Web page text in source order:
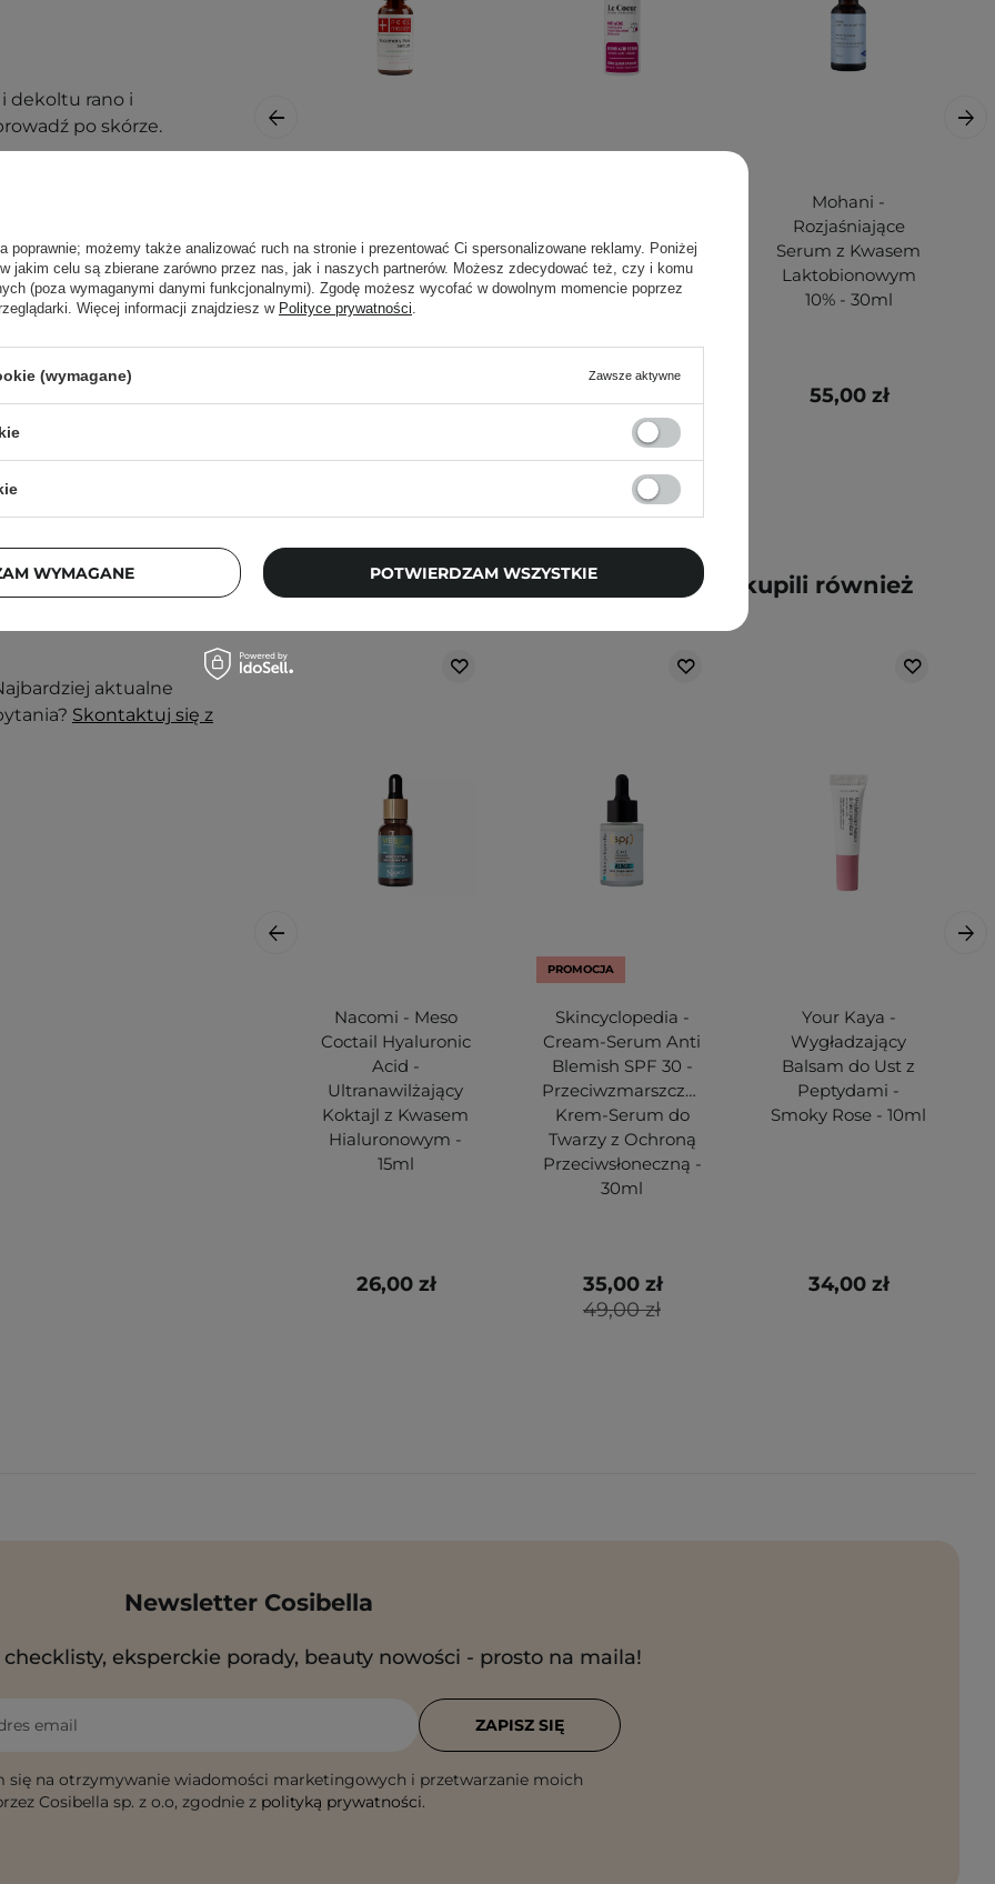
i dekoltu rano i
po skórze.
Zajrzyj do naszego
podrażnienia,
w zacienionym
nie wpłyną na
aktualne
Skontaktuj się z
Serum - Serum z
Kwasem
Rozmarynowym -
Serum - Serum
Kwasowe na
Niedoskonałości -
Mohani -
Rozjaśniające
Serum z Kwasem
Laktobionowym
10% - 30ml
55,00 zł
Klienci, którzy kupili ten produkt, kupili również
Nacomi - Meso
Coctail Hyaluronic
Acid -
Ultranawilżający
Koktajl z Kwasem
Hialuronowym -
15ml
26,00 zł
PROMOCJA
Skincyclopedia -
Cream-Serum Anti
Blemish SPF 30 -
Przeciwzmarszczkowy
Krem-Serum do
Twarzy z Ochroną
Przeciwsłoneczną -
30ml
49,00 zł
35,00 zł
Your Kaya -
Wygładzający
Balsam do Ust z
Peptydami -
Smoky Rose - 10ml
34,00 zł
Newsletter Cosibella
eksperckie porady, beauty nowości - prosto na maila!
email
się na otrzymywanie wiadomości marketingowych i przetwarzanie moich
Cosibella sp. z o.o, zgodnie z polityką prywatności.
ZAPISZ SIĘ
poprawnie; możemy także analizować ruch na stronie i prezentować Ci spersonalizowane reklamy. Poniżej
jakim celu są zbierane zarówno przez nas, jak i naszych partnerów. Możesz zdecydować też, czy i komu
(poza wymaganymi danymi funkcjonalnymi). Zgodę możesz wycofać w dowolnym momencie poprzez
Więcej informacji znajdziesz w Polityce prywatności.
(wymagane) Zawsze aktywne
WYMAGANE POTWIERDZAM WSZYSTKIE